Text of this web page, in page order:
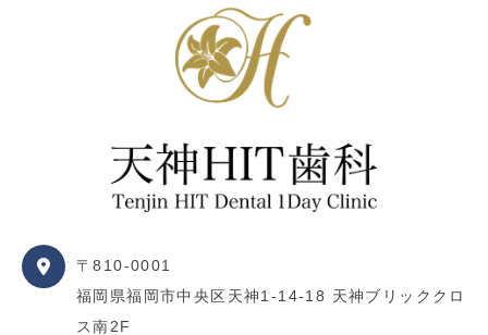
〒810-0001
福岡県福岡市中央区天神1-14-18 天神ブリッククロ
ス南2F